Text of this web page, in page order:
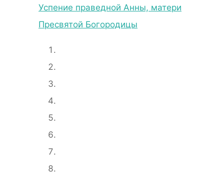
Успение праведной Анны, матери
Пресвятой Богородицы